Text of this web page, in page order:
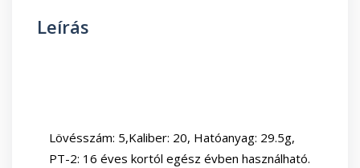
Leírás
Lövésszám: 5,Kaliber: 20, Hatóanyag: 29.5g,
PT-2: 16 éves kortól egész évben használható.